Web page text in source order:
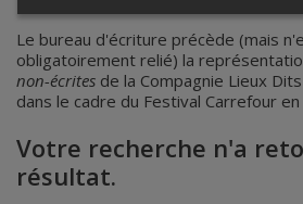
Le bureau d'écriture précède (mais
obligatoirement relié) la
non-écrites de la Compagnie Lieux
dans le cadre du Festival Carrefour
Votre recherche n'a
résultat.